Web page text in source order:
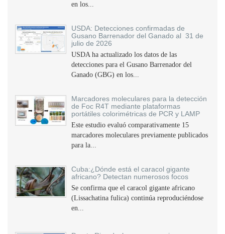
en los...
USDA: Detecciones confirmadas de
Gusano Barrenador del Ganado al 31 de
julio de 2026
USDA ha actualizado los datos de las
detecciones para el Gusano Barrenador del
Ganado (GBG) en los...
Marcadores moleculares para la detección
de Foc R4T mediante plataformas
portátiles colorimétricas de PCR y LAMP
Este estudio evaluó comparativamente 15
marcadores moleculares previamente publicados
para la...
Cuba:¿Dónde está el caracol gigante
africano? Detectan numerosos focos
Se confirma que el caracol gigante africano
(Lissachatina fulica) continúa reproduciéndose
en...